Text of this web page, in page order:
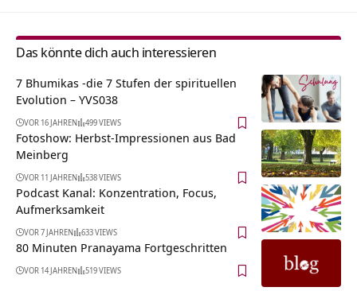
Das könnte dich auch interessieren
7 Bhumikas -die 7 Stufen der spirituellen
Evolution – YVS038
VOR 16 JAHREN 499 VIEWS
Fotoshow: Herbst-Impressionen aus Bad
Meinberg
VOR 11 JAHREN 538 VIEWS
Podcast Kanal: Konzentration, Focus,
Aufmerksamkeit
VOR 7 JAHREN 633 VIEWS
80 Minuten Pranayama Fortgeschritten
VOR 14 JAHREN 519 VIEWS